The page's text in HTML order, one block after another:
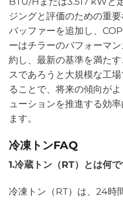
ジングと評価のための重
バッファーを追加し、
ーはチラーのパフォーマ
約し、最新の基準を満た
スであろうと大規模な工
ることで、将来の傾向が
ューションを推進する効
ます。
冷凍トンFAQ
1.冷蔵トン（RT）とは何で
冷凍トン（RT）は、24時